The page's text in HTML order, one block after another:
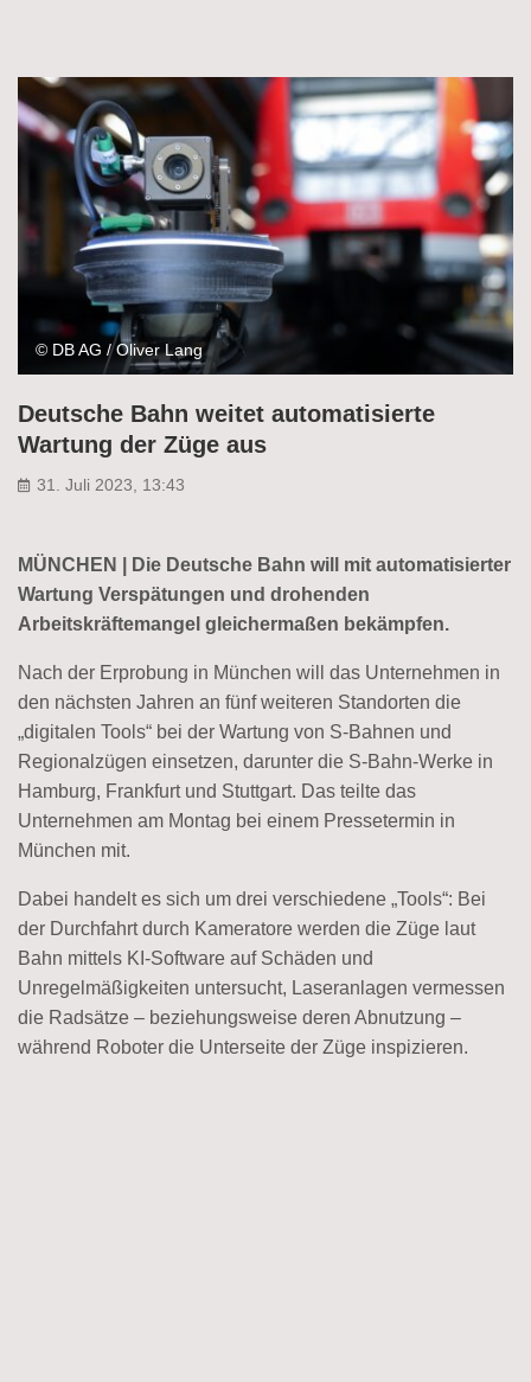
© DB AG / Oliver Lang
Deutsche Bahn weitet automatisierte
Wartung der Züge aus
31. Juli 2023, 13:43
MÜNCHEN | Die Deutsche Bahn will mit automatisierter
Wartung Verspätungen und drohenden
Arbeitskräftemangel gleichermaßen bekämpfen.
Nach der Erprobung in München will das Unternehmen in
den nächsten Jahren an fünf weiteren Standorten die
„digitalen Tools“ bei der Wartung von S-Bahnen und
Regionalzügen einsetzen, darunter die S-Bahn-Werke in
Hamburg, Frankfurt und Stuttgart. Das teilte das
Unternehmen am Montag bei einem Pressetermin in
München mit.
Dabei handelt es sich um drei verschiedene „Tools“: Bei
der Durchfahrt durch Kameratore werden die Züge laut
Bahn mittels KI-Software auf Schäden und
Unregelmäßigkeiten untersucht, Laseranlagen vermessen
die Radsätze – beziehungsweise deren Abnutzung –
während Roboter die Unterseite der Züge inspizieren.